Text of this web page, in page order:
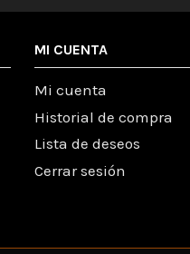
MI CUENTA
Mi cuenta
Historial de compra
Lista de deseos
Cerrar sesión